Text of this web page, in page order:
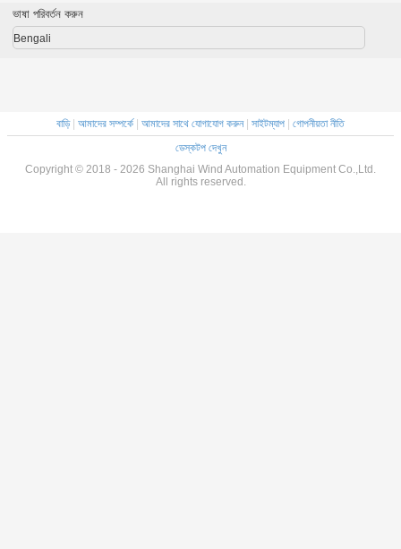
ভাষা পরিবর্তন করুন
Bengali
বাড়ি| আমাদের সম্পর্কে| আমাদের সাথে যোগাযোগ করুন| সাইটম্যাপ | গোপনীয়তা নীতি
ডেস্কটপ দেখুন
Copyright © 2018 - 2026 Shanghai Wind Automation Equipment Co.,Ltd.
All rights reserved.